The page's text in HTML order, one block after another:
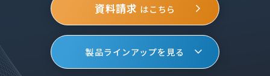
資料請求 はこちら
製品ラインアップを見る